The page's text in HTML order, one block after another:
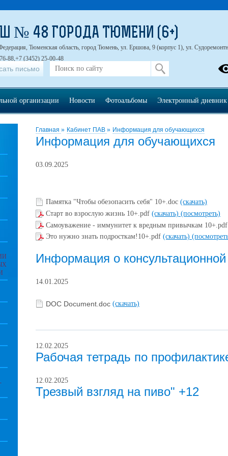
Главная » Кабинет ПАВ » Информация для обучающихся
Информация для обучающихся
03.09.2025
Памятка "Чтобы обезопасить себя" 10+.doc (скачать)
Cтарт во взрослую жизнь 10+.pdf (скачать) (посмотреть)
Самоуважение - иммунитет к вредным привычкам 10+.pdf
Это нужно знать подросткам!10+.pdf (скачать)
Информация о
14.01.2025
DOC Document.doc (скачать)
12.02.2025
Рабочая тетрадь по
12.02.2025
Трезвый взгляд на пиво" +12
№ 48 ГОРОДА ТЮМЕНИ (6+)
Тюменская область, город Тюмень, ул. Ершова, 9 (корпус 1), ул.
88,+7 (3452) 25-00-48
письмо
организации Новости Фотоальбомы Электронный дневник